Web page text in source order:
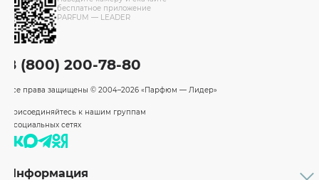
бесплатное приложение
PARFUM — LEADER
8 (800) 200-78-80
Все права защищены © 2004–2026 «Парфюм — Лидер»
Присоединяйтесь к нашим группам
в социальных сетях
Информация